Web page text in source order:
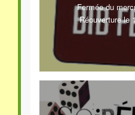
Fermée du
Réouverture le